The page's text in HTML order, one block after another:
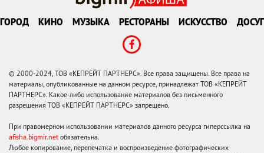
ГОРОД КИНО МУЗЫКА РЕСТОРАНЫ ИСКУССТВО ДОСУГ
© 2000-2024, ТОВ «КЕПРЕЙТ ПАРТНЕРС». Все права защищены. Все права на
материалы, опубликованные на данном ресурсе, принадлежат ТОВ «КЕПРЕЙТ
ПАРТНЕРС». Какое-либо использование материалов без письменного
разрешения ТОВ «КЕПРЕЙТ ПАРТНЕРС» запрещено.
При правомерном использовании материалов данного ресурса гиперссылка на
afisha.bigmir.net обязательна.
Любое копирование, перепечатка и воспроизведение фотографических